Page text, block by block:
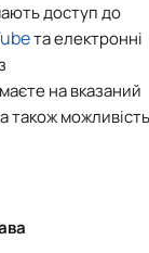
доступ до
та електронні
на вказаний
також можливість